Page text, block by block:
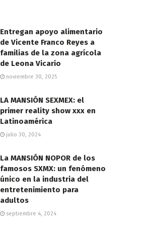
Entregan apoyo alimentario
de Vicente Franco Reyes a
familias de la zona agrícola
de Leona Vicario
noviembre 30, 2025
LA MANSIÓN SEXMEX: el
primer reality show xxx en
Latinoamérica
julio 30, 2024
La MANSIÓN NOPOR de los
famosos SXMX: un fenómeno
único en la industria del
entretenimiento para
adultos
septiembre 4, 2024